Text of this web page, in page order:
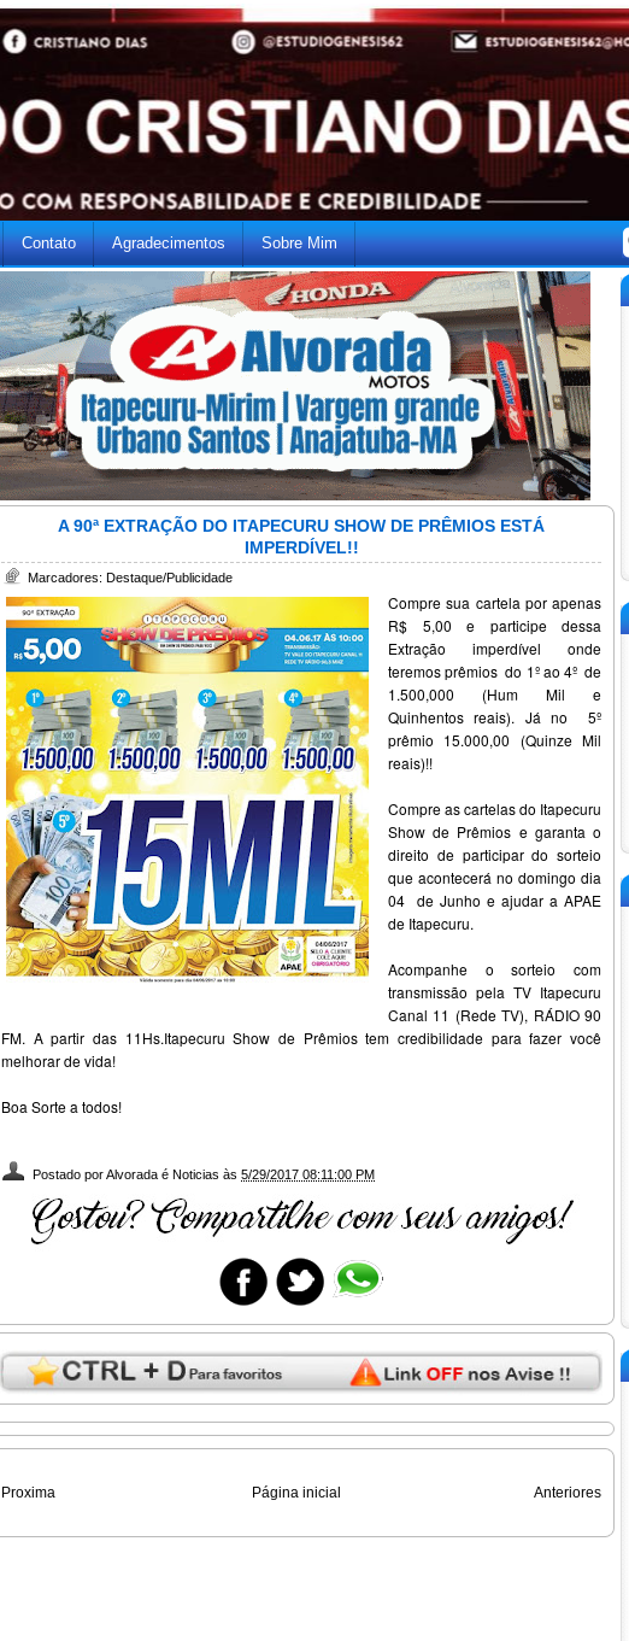
Contato Agradecimentos Sobre Mim
A 90ª EXTRAÇÃO DO ITAPECURU SHOW DE PRÊMIOS ESTÁ
IMPERDÍVEL!!
Marcadores: Destaque/Publicidade
Compre sua cartela por apenas
R$ 5,00 e participe dessa
Extração imperdível onde
teremos prêmios do 1º ao 4º de
1.500,000 (Hum Mil e
Quinhentos reais). Já no 5º
prêmio 15.000,00 (Quinze Mil
reais)!!
Compre as cartelas do Itapecuru
Show de Prêmios e garanta o
direito de participar do sorteio
que acontecerá no domingo dia
04 de Junho e ajudar a APAE
de Itapecuru.
Acompanhe o sorteio com
transmissão pela TV Itapecuru
Canal 11 (Rede TV), RÁDIO 90
FM. A partir das 11Hs.Itapecuru Show de Prêmios tem credibilidade para fazer você
melhorar de vida!
Boa Sorte a todos!
Postado porAlvorada é Noticias às 5/29/2017 08:11:00 PM
Proxima Anteriores
Página inicial